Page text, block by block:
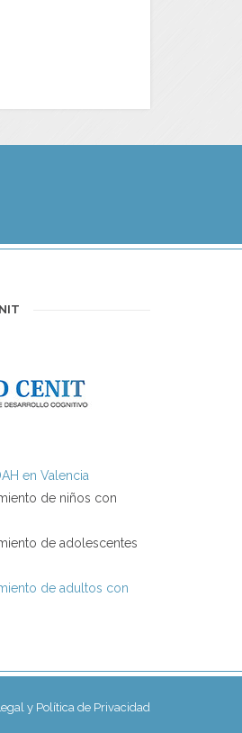
en Valencia
de niños con
de adolescentes
de adultos con
y Política de Privacidad